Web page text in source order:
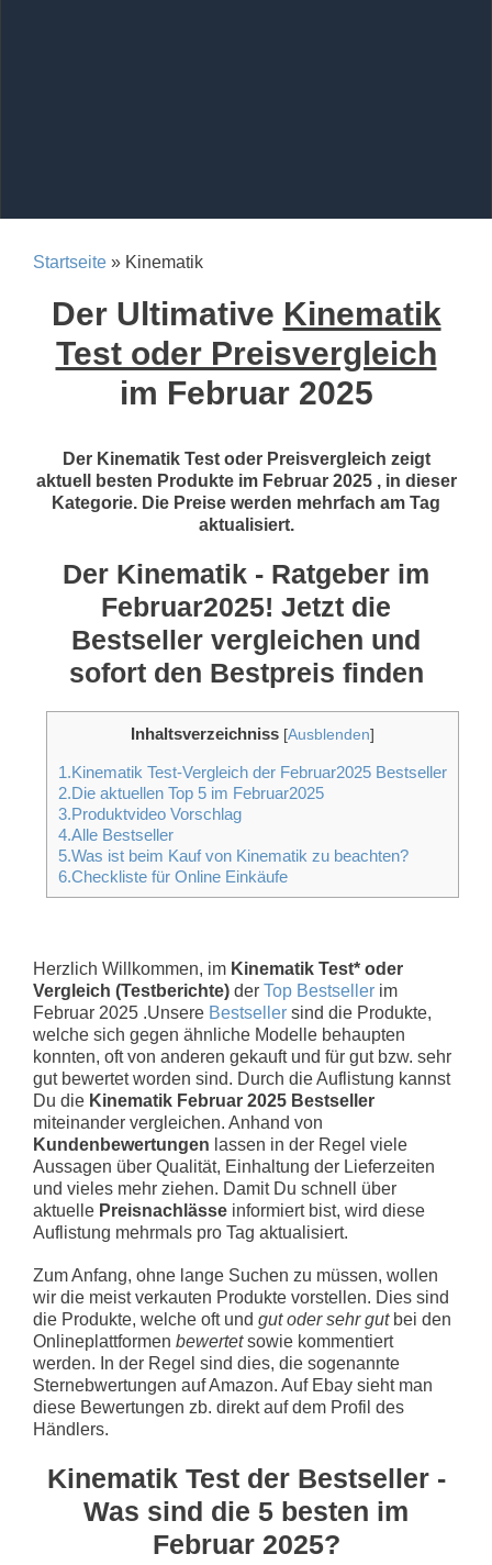
Startseite » Kinematik
Der Ultimative Kinematik
Test oder Preisvergleich
im Februar 2025
Der Kinematik Test oder Preisvergleich zeigt
aktuell besten Produkte im Februar 2025 , in dieser
Kategorie. Die Preise werden mehrfach am Tag
aktualisiert.
Der Kinematik - Ratgeber im
Februar2025! Jetzt die
Bestseller vergleichen und
sofort den Bestpreis finden
Inhaltsverzeichniss [Ausblenden]
1.Kinematik Test-Vergleich der Februar2025 Bestseller
2.Die aktuellen Top 5 im Februar2025
3.Produktvideo Vorschlag
4.Alle Bestseller
5.Was ist beim Kauf von Kinematik zu beachten?
6.Checkliste für Online Einkäufe
Herzlich Willkommen, im Kinematik Test* oder
Vergleich (Testberichte) der Top Bestseller im
Februar 2025 .Unsere Bestseller sind die Produkte,
welche sich gegen ähnliche Modelle behaupten
konnten, oft von anderen gekauft und für gut bzw. sehr
gut bewertet worden sind. Durch die Auflistung kannst
Du die Kinematik Februar 2025 Bestseller
miteinander vergleichen. Anhand von
Kundenbewertungen lassen in der Regel viele
Aussagen über Qualität, Einhaltung der Lieferzeiten
und vieles mehr ziehen. Damit Du schnell über
aktuelle Preisnachlässe informiert bist, wird diese
Auflistung mehrmals pro Tag aktualisiert.
Zum Anfang, ohne lange Suchen zu müssen, wollen
wir die meist verkauten Produkte vorstellen. Dies sind
die Produkte, welche oft und gut oder sehr gutbei den
Onlineplattformen bewertetsowie kommentiert
werden. In der Regel sind dies, die sogenannte
Sternebwertungen auf Amazon. Auf Ebay sieht man
diese Bewertungen zb. direkt auf dem Profil des
Händlers.
Kinematik Test der Bestseller -
Was sind die 5 besten im
Februar 2025?